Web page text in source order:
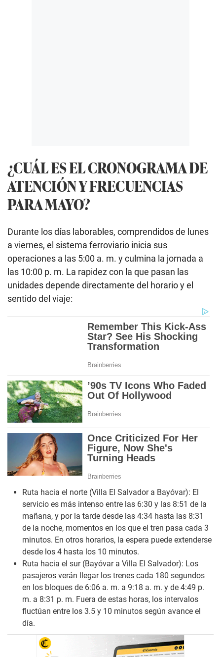
¿CUÁL ES EL CRONOGRAMA DE
ATENCIÓN Y FRECUENCIAS
PARA MAYO?
Durante los días laborables, comprendidos de lunes
a viernes, el sistema ferroviario inicia sus
operaciones a las 5:00 a. m. y culmina la jornada a
las 10:00 p. m. La rapidez con la que pasan las
unidades depende directamente del horario y el
sentido del viaje:
Ruta hacia el norte (Villa El Salvador a Bayóvar): El
servicio es más intenso entre las 6:30 y las 8:51 de la
mañana, y por la tarde desde las 4:34 hasta las 8:31
de la noche, momentos en los que el tren pasa cada 3
minutos. En otros horarios, la espera puede extenderse
desde los 4 hasta los 10 minutos.
Ruta hacia el sur (Bayóvar a Villa El Salvador): Los
pasajeros verán llegar los trenes cada 180 segundos
en los bloques de 6:06 a. m. a 9:18 a. m. y de 4:49 p.
m. a 8:31 p. m. Fuera de estas horas, los intervalos
fluctúan entre los 3.5 y 10 minutos según avance el
día.